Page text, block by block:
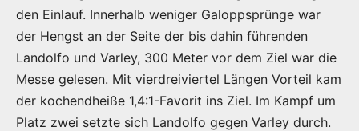
den Einlauf. Innerhalb weniger Galoppsprünge war
der Hengst an der Seite der bis dahin führenden
Landolfo und Varley, 300 Meter vor dem Ziel war die
Messe gelesen. Mit vierdreiviertel Längen Vorteil kam
der kochendheiße 1,4:1-Favorit ins Ziel. Im Kampf um
Platz zwei setzte sich Landolfo gegen Varley durch.